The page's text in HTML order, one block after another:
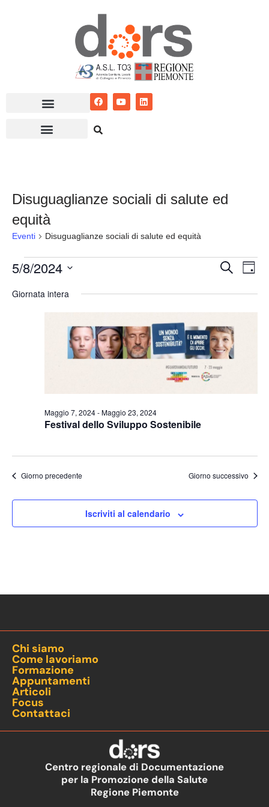
Disuguaglianze sociali di salute ed
equità
Eventi Disuguaglianze sociali di salute ed equità
Eventi
viste
Cerca
5/8/2024
la
Giornata intera
Festival dello Sviluppo Sostenibile
Maggio 7, 2024-Maggio 23, 2024
Giorno precedente Giorno successivo
Iscriviti al calendario
Chi siamo
Come lavoriamo
Formazione
Appuntamenti
Articoli
Focus
Contattaci
Centro regionale di Documentazione
per la Promozione della Salute
Regione Piemonte